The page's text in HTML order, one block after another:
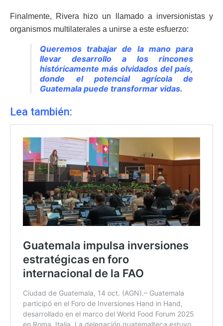
Finalmente, Rivera hizo un llamado a inversionistas y
organismos multilaterales a unirse a este esfuerzo:
Queremos trabajar de la mano para
llevar desarrollo a los rincones
históricamente más olvidados del país,
donde el potencial agrícola de
Guatemala puede transformar vidas.
Lea también: